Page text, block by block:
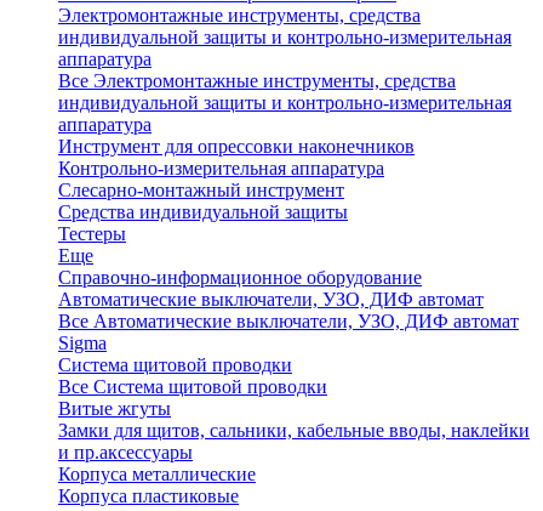
Электромонтажные инструменты, средства
индивидуальной защиты и контрольно-измерительная
аппаратура
Все Электромонтажные инструменты, средства
индивидуальной защиты и контрольно-измерительная
аппаратура
Инструмент для опрессовки наконечников
Контрольно-измерительная аппаратура
Слесарно-монтажный инструмент
Средства индивидуальной защиты
Тестеры
Еще
Справочно-информационное оборудование
Автоматические выключатели, УЗО, ДИФ автомат
Все Автоматические выключатели, УЗО, ДИФ автомат
Sigma
Система щитовой проводки
Все Система щитовой проводки
Витые жгуты
Замки для щитов, сальники, кабельные вводы, наклейки
и пр.аксессуары
Корпуса металлические
Корпуса пластиковые